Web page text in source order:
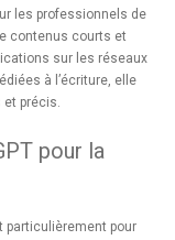
les professionnels de
contenus courts et
sur les réseaux
à l’écriture, elle
et précis.
pour la
particulièrement pour